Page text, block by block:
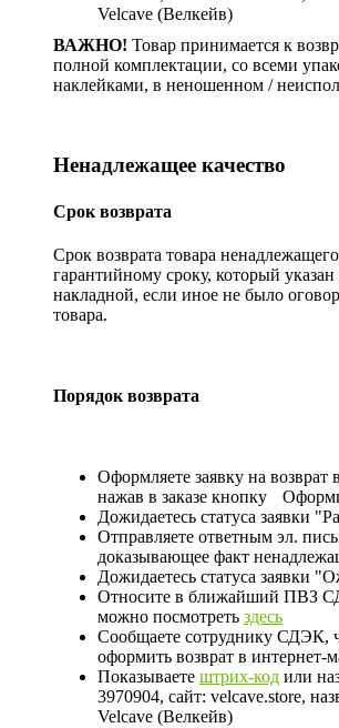
Velcave (Велкейв)
ВАЖНО! Товар принимается к
полной комплектации, со всеми
наклейками, в неношенном /
Ненадлежащее качество
Срок возврата
Срок возврата товара
гарантийному сроку, который указан
накладной, если иное не было
товара.
Порядок возврата
Оформляете заявку на возврат
нажав в заказе кнопку
Дожидаетесь статуса заявки
Отправляете ответным эл.
доказывающее факт
Дожидаетесь статуса заявки
Относите в ближайший ПВЗ
можно посмотреть здесь
Сообщаете сотруднику СДЭК,
оформить возврат в интернет-
Показываете штрих-код или
3970904, сайт: velcave.store,
Velcave (Велкейв)